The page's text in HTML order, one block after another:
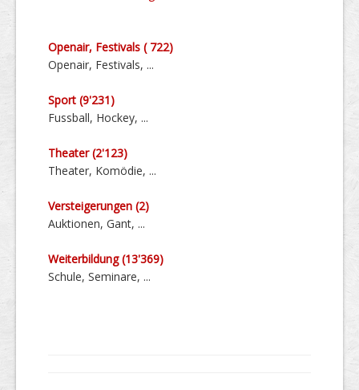
Openair, Festivals ( 722)
Openair, Festivals, ...
Sport (9'231)
Fussball, Hockey, ...
Theater (2'123)
Theater, Komödie, ...
Versteige­rungen (2)
Auktionen, Gant, ...
Weiter­bildung (13'369)
Schule, Seminare, ...